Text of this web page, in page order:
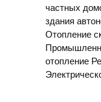
частных
здания
Отопление
отопление